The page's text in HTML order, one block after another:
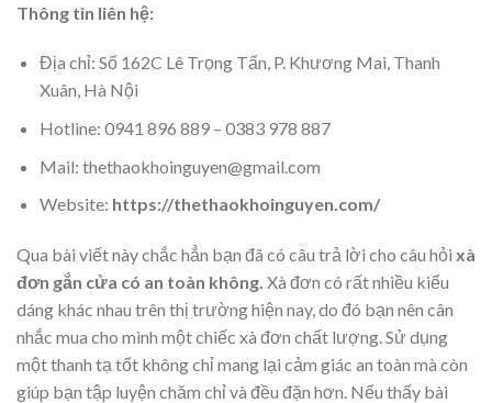
Thông tin liên hệ:
Địa chỉ: Số 162C Lê Trọng Tấn, P. Khương Mai, Thanh
Xuân, Hà Nội
Hotline: 0941 896 889 – 0383 978 887
Mail: thethaokhoinguyen@gmail.com
Website: https://thethaokhoinguyen.com/
Qua bài viết này chắc hẳn bạn đã có câu trả lời cho câu hỏi xà
đơn gắn cửa có an toàn không. Xà đơn có rất nhiều kiểu
dáng khác nhau trên thị trường hiện nay, do đó bạn nên cân
nhắc mua cho mình một chiếc xà đơn chất lượng. Sử dụng
một thanh tạ tốt không chỉ mang lại cảm giác an toàn mà còn
giúp bạn tập luyện chăm chỉ và đều đặn hơn. Nếu thấy bài